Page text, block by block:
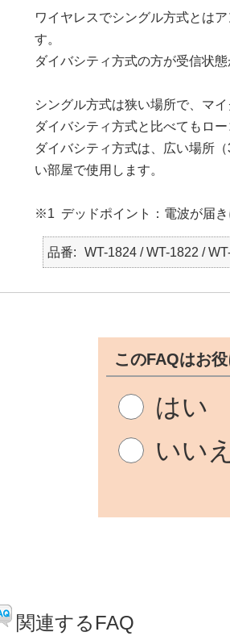
ワイヤレスでシングル方式とは
す。
ダイバシティ方式の方が受信状
シングル方式は狭い場所で、マ
ダイバシティ方式と比べてもロー
ダイバシティ方式は、広い場所
い部屋で使用します。
※1 デッドポイント：電波が届
品番 WT-1824 / WT-1822 /
このFAQはお
はい
いいえ
関連するFAQ